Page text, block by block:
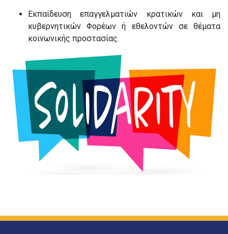
Εκπαίδευση επαγγελματιών κρατικών και μη
κυβερνητικών Φορέων ή εθελοντών σε θέματα
κοινωνικής προστασίας.